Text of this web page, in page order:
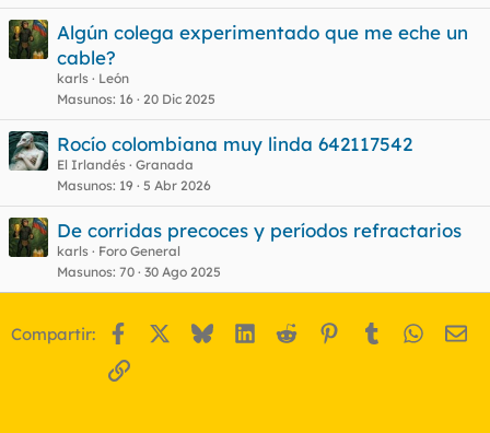
u
Algún colega experimentado que me eche un
cable?
karls
León
Masunos 16 20 Dic 2025
Rocío colombiana muy linda 642117542
El Irlandés Granada
Masunos 19 5 Abr 2026
De corridas precoces y períodos refractarios
karls
Foro General
Masunos 70 30 Ago 2025
Compartir: Facebook BlueskyLinkedIn
Reddit Pinterest
Tumblr
Enlace